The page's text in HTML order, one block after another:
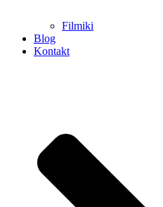
Filmiki
Blog
Kontakt